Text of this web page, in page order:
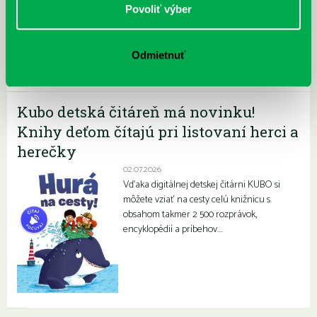
Povoliť výber
Odmietnuť
06.07.2026
V priestoroch našej pobočky na
Prokofievovej 5 sa dlhoročne a pravidelne
stretávajú šikovné deti a mládež z Klubu
mladých filatelistov…
Kubo detská čitáreň má novinku!
Knihy deťom čítajú pri listovaní herci a
herečky
02.07.2026
Vďaka digitálnej detskej čitárni KUBO si
môžete vziať na cesty celú knižnicu s
obsahom takmer 2 500 rozprávok,
encyklopédií a príbehov….